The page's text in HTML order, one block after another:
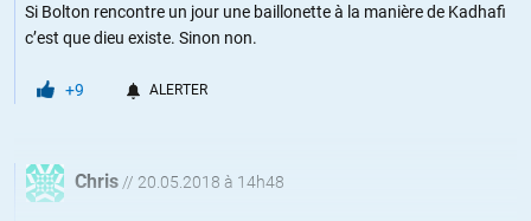
Si Bolton rencontre un jour une baillonette à la manière de Kadhafi
c’est que dieu existe. Sinon non.
+9 ALERTER
Chris // 20.05.2018 à 14h48